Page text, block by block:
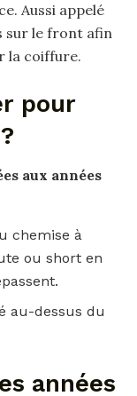
Aussi appelé
sur le front afin
la coiffure.
pour
aux années
chemise à
ou short en
au-dessus du
années